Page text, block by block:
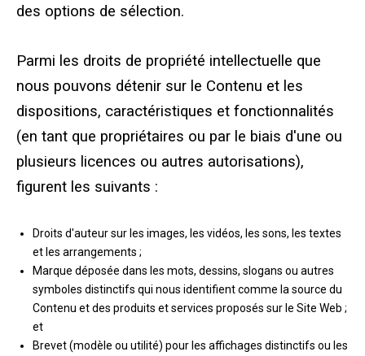
des options de sélection.
Parmi les droits de propriété intellectuelle que
nous pouvons détenir sur le Contenu et les
dispositions, caractéristiques et fonctionnalités
(en tant que propriétaires ou par le biais d'une ou
plusieurs licences ou autres autorisations),
figurent les suivants :
Droits d'auteur sur les images, les vidéos, les sons, les textes
et les arrangements ;
Marque déposée dans les mots, dessins, slogans ou autres
symboles distinctifs qui nous identifient comme la source du
Contenu et des produits et services proposés sur le Site Web ;
et
Brevet (modèle ou utilité) pour les affichages distinctifs ou les